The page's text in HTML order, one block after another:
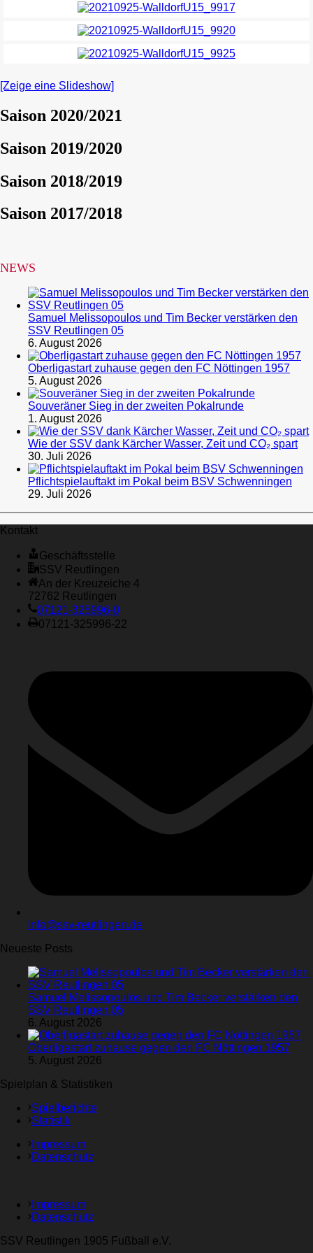
[Zeige eine Slideshow]
Saison 2020/2021
Saison 2019/2020
Saison 2018/2019
Saison 2017/2018
NEWS
Samuel Melissopoulos und Tim Becker verstärken den
SSV Reutlingen 05
6. August 2026
Oberligastart zuhause gegen den FC Nöttingen 1957
5. August 2026
Souveräner Sieg in der zweiten Pokalrunde
1. August 2026
Wie der SSV dank Kärcher Wasser, Zeit und CO₂ spart
30. Juli 2026
Pflichtspielauftakt im Pokal beim BSV Schwenningen
29. Juli 2026
Kontakt
Geschäftsstelle
SSV Reutlingen
An der Kreuzeiche 4
72762 Reutlingen
07121-325996-0
07121-325996-22
info@ssv-reutlingen.de
Neueste Posts
Samuel Melissopoulos und Tim Becker verstärken den
SSV Reutlingen 05
6. August 2026
Oberligastart zuhause gegen den FC Nöttingen 1957
5. August 2026
Spielplan & Statistiken
Spielberichte
Statistik
Impressum
Datenschutz
Impressum
Datenschutz
SSV Reutlingen 1905 Fußball e.V.